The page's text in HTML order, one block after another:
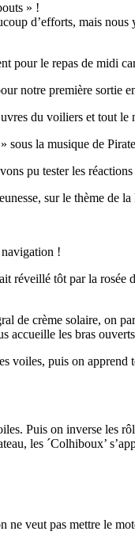
» !
d’efforts, mais
pour le repas de midi
notre première sortie
du voiliers et tout le
la musique de
pu tester les
sur le thème de
navigation !
réveillé tôt par la
de crème solaire,
accueille les bras
voiles, puis on
Puis on inverse les
les ´Colhiboux’
veut pas mettre le